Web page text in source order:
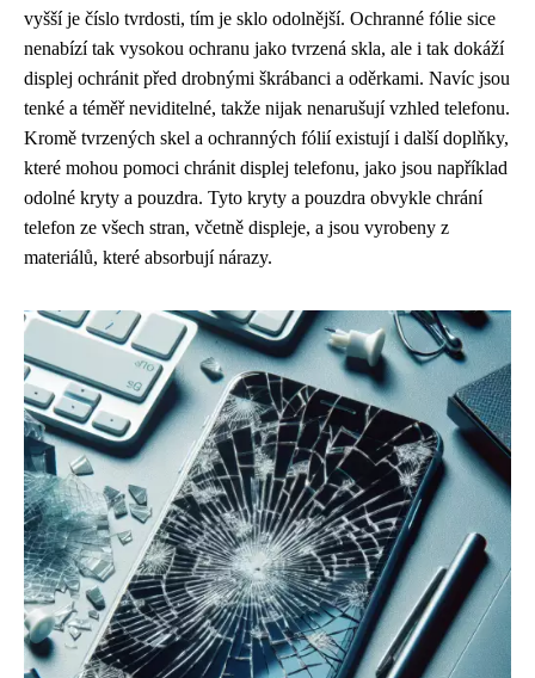
vyšší je číslo tvrdosti, tím je sklo odolnější. Ochranné fólie sice
nenabízí tak vysokou ochranu jako tvrzená skla, ale i tak dokáží
displej ochránit před drobnými škrábanci a oděrkami. Navíc jsou
tenké a téměř neviditelné, takže nijak nenarušují vzhled telefonu.
Kromě tvrzených skel a ochranných fólií existují i další doplňky,
které mohou pomoci chránit displej telefonu, jako jsou například
odolné kryty a pouzdra. Tyto kryty a pouzdra obvykle chrání
telefon ze všech stran, včetně displeje, a jsou vyrobeny z
materiálů, které absorbují nárazy.